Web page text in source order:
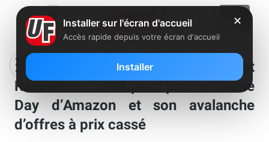
Abonnés Freebox Delta, Pop et
Révolution : c’est parti pour le Prime
Day d’Amazon et son avalanche
d’offres à prix cassé
✕
Installer sur l'écran d'accueil
Accès rapide depuis votre écran d'accueil
Installer